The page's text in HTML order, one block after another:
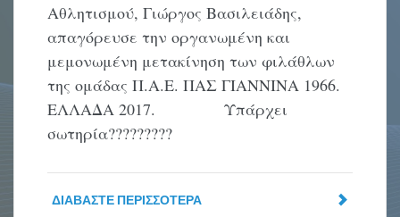
Αθλητισμού, Γιώργος Βασιλειάδης,
απαγόρευσε την οργανωμένη και
μεμονωμένη μετακίνηση των φιλάθλων
της ομάδας Π.Α.Ε. ΠΑΣ ΓΙΑΝΝΙΝΑ 1966.
ΕΛΛΑΔΑ 2017. Υπάρχει
σωτηρία?????????
ΔΙΑΒΆΣΤΕ ΠΕΡΙΣΣΌΤΕΡΑ